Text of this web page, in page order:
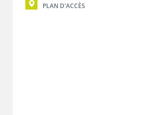
PLAN D'ACCÈS